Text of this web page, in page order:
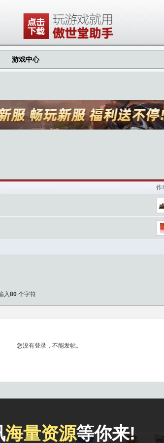
游戏中心
作
入80个字符
海量资源等你来!